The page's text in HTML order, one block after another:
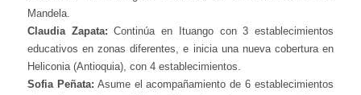
Mandela.
Claudia Zapata: Continúa en Ituango con 3 establecimientos
educativos en zonas diferentes, e inicia una nueva cobertura en
Heliconia (Antioquia), con 4 establecimientos.
Sofia Peñata: Asume el acompañamiento de 6 establecimientos